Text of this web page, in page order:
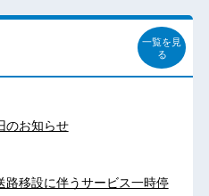
一覧を見
る
のお知らせ
移設に伴うサービス一時停